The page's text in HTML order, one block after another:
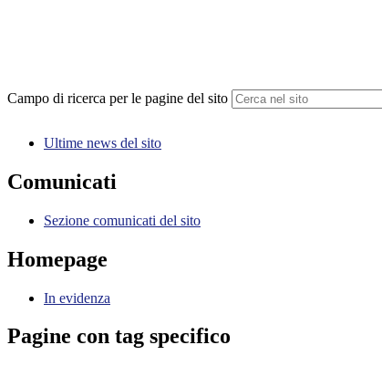
Campo di ricerca per le pagine del sito
Ultime news del sito
Comunicati
Sezione comunicati del sito
Homepage
In evidenza
Pagine con tag specifico